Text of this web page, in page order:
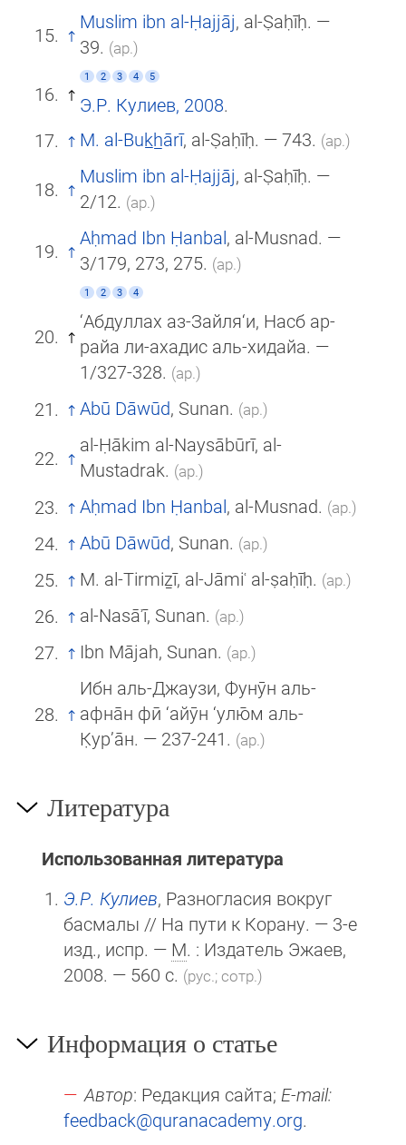
Muslim ibn al-Ḥajjāj, al-Ṣaḥīḥ. —
39. (ар.)
1 2 3 4 5
Э.Р. Кулиев, 2008.
M. al-Buk̲h̲ārī, al-Ṣaḥīḥ. — 743. (ар.)
Muslim ibn al-Ḥajjāj, al-Ṣaḥīḥ. —
2/12. (ар.)
Aḥmad Ibn Ḥanbal, al-Musnad. —
3/179, 273, 275. (ар.)
1 2 3 4
‘Абдуллах аз-Зайля‘и, Насб ар-
райа ли-ахадис аль-хидайа. —
1/327-328. (ар.)
Abū Dāwūd, Sunan. (ар.)
al-Ḥākim al-Naysābūrī, al-
Mustadrak. (ар.)
Aḥmad Ibn Ḥanbal, al-Musnad. (ар.)
Abū Dāwūd, Sunan. (ар.)
M. al-Tirmiẕī, al-Jāmiʿ al-ṣaḥīḥ. (ар.)
al-Nasāʾī, Sunan. (ар.)
Ibn Mājah, Sunan. (ар.)
Ибн аль-Джаузи, Фунӯн аль-
афна̄н фӣ ‘айӯн ‘улю̄м аль-
К̣ур’а̄н. — 237-241. (ар.)
Литература
Использованная литература
Э.Р. Кулиев, Разногласия вокруг
басмалы // На пути к Корану. — 3-е
изд., испр. — М. : Издатель Эжаев,
2008. — 560 с. (рус.; сотр.)
Информация о статье
Автор: Редакция сайта; E-mail:
feedback@quranacademy.org.